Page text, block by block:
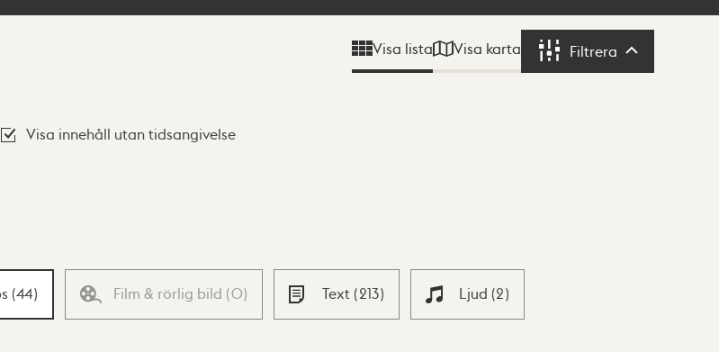
Visa lista Visa karta Filtrera Filtrera
Visa innehåll utan tidsangivelse
(44) Film & rörlig bild (0) Text (213) Ljud (2)